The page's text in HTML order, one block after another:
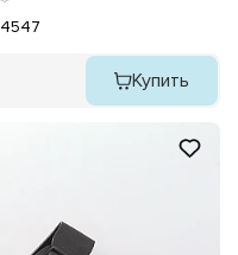
4547
Купить